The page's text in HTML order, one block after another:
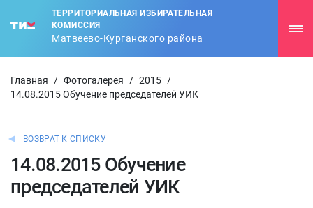
ТЕРРИТОРИАЛЬНАЯ ИЗБИРАТЕЛЬНАЯ
КОМИССИЯ
Матвеево-Курганского района
Главная / Фотогалерея / 2015 /
14.08.2015 Обучение председателей УИК
ВОЗВРАТ К СПИСКУ
14.08.2015 Обучение
председателей УИК